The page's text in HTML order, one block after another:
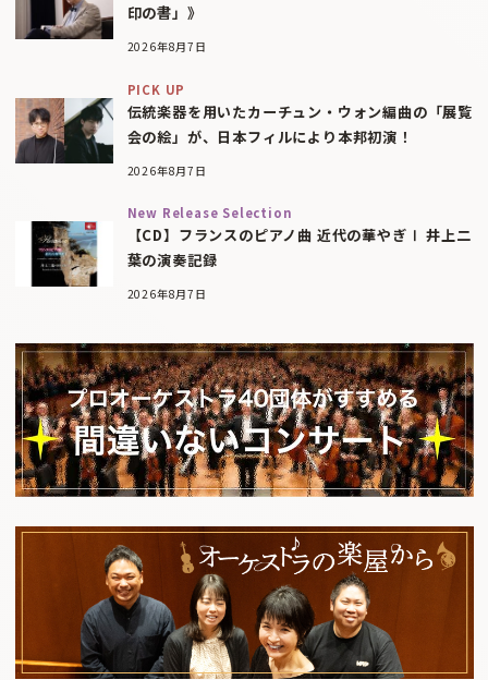
印の書」》
2026年8月7日
PICK UP
伝統楽器を用いたカーチュン・ウォン編曲の「展覧
会の絵」が、日本フィルにより本邦初演！
2026年8月7日
New Release Selection
【CD】フランスのピアノ曲 近代の華やぎⅠ 井上二
葉の演奏記録
2026年8月7日